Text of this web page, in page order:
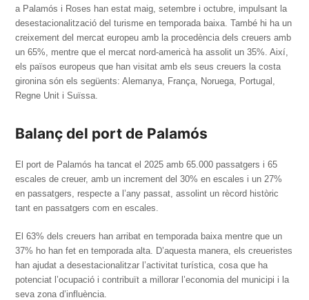
a Palamós i Roses han estat maig, setembre i octubre, impulsant la
desestacionalització del turisme en temporada baixa. També hi ha un
creixement del mercat europeu amb la procedència dels creuers amb
un 65%, mentre que el mercat nord-americà ha assolit un 35%. Així,
els països europeus que han visitat amb els seus creuers la costa
gironina són els següents: Alemanya, França, Noruega, Portugal,
Regne Unit i Suïssa.
Balanç del port de Palamós
El port de Palamós ha tancat el 2025 amb 65.000 passatgers i 65
escales de creuer, amb un increment del 30% en escales i un 27%
en passatgers, respecte a l’any passat, assolint un rècord històric
tant en passatgers com en escales.
El 63% dels creuers han arribat en temporada baixa mentre que un
37% ho han fet en temporada alta. D’aquesta manera, els creueristes
han ajudat a desestacionalitzar l’activitat turística, cosa que ha
potenciat l’ocupació i contribuït a millorar l’economia del municipi i la
seva zona d’influència.